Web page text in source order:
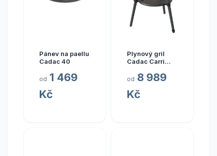
Pánev na paellu
Cadac 40
od 1 469
Kč
Plynový gril
Cadac Carri
BBQ/Grill2Braai
od 8 989
Kč